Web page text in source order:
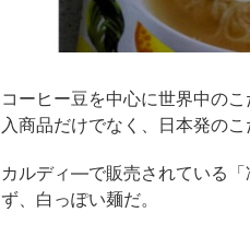
コーヒー豆を中心に世界中の
入商品だけでなく、日本発の
カルディ―で販売されている
ず、白っぽい麺だ。